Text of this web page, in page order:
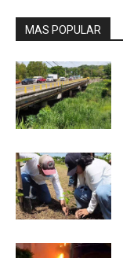
MAS POPULAR